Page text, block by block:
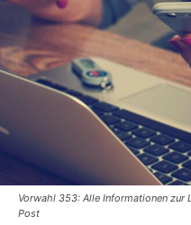
Vorwahl 353: Alle Informationen
Post